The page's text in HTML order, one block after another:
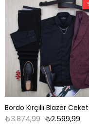
₺2.599,99
₺3.874,99